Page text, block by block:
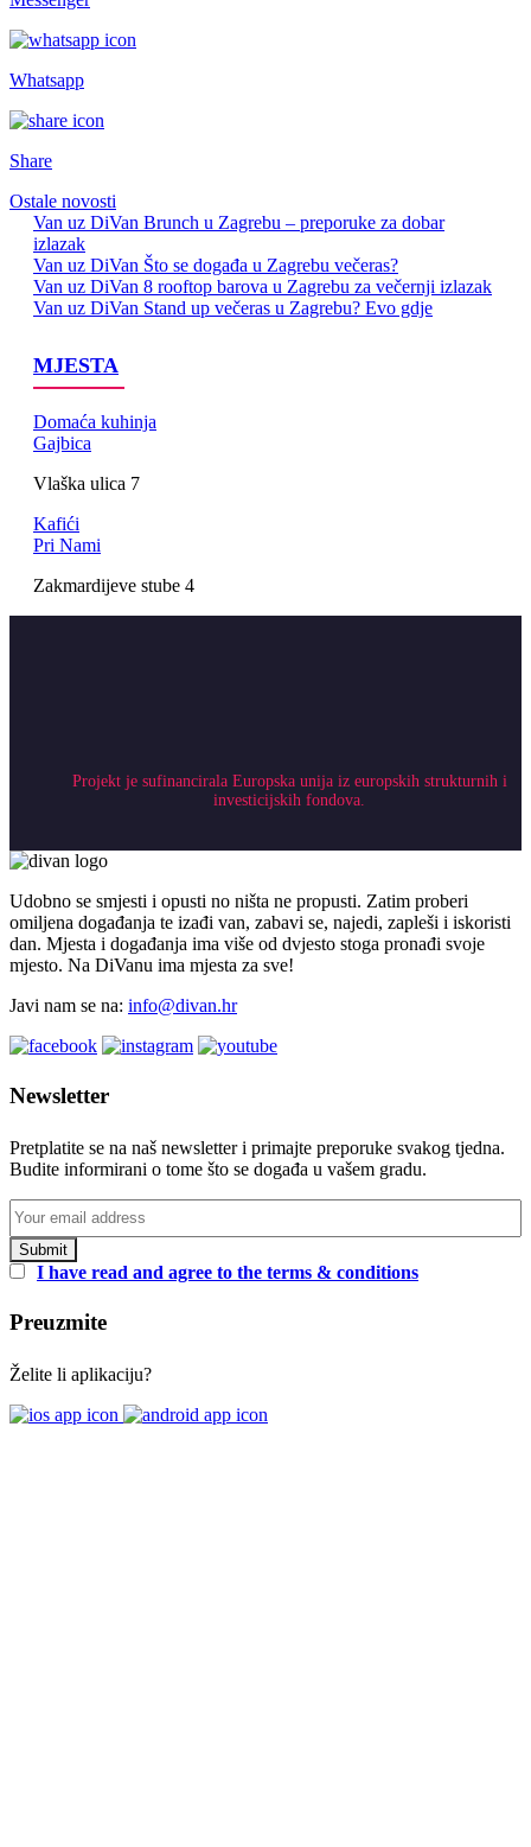
Whatsapp
Share
Ostale novosti
Van uz DiVan Brunch u Zagrebu – preporuke za dobar
izlazak
Van uz DiVan Što se događa u Zagrebu večeras?
Van uz DiVan 8 rooftop barova u Zagrebu za večernji izlazak
Van uz DiVan Stand up večeras u Zagrebu? Evo gdje
MJESTA
Domaća kuhinja
Gajbica
Vlaška ulica 7
Kafići
Pri Nami
Zakmardijeve stube 4
Projekt je sufinancirala Europska unija iz europskih strukturnih i
investicijskih fondova.
Udobno se smjesti i opusti no ništa ne propusti. Zatim proberi
omiljena događanja te izađi van, zabavi se, najedi, zapleši i iskoristi
dan. Mjesta i događanja ima više od dvjesto stoga pronađi svoje
mjesto. Na DiVanu ima mjesta za sve!
Javi nam se na: info@divan.hr
Newsletter
Pretplatite se na naš newsletter i primajte preporuke svakog tjedna.
Budite informirani o tome što se događa u vašem gradu.
I have read and agree to the terms & conditions
Preuzmite
Želite li aplikaciju?